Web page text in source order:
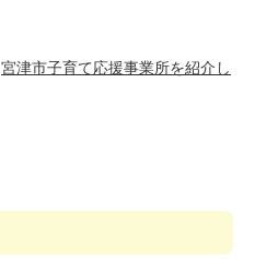
宮津市子育て応援事業所を紹介し